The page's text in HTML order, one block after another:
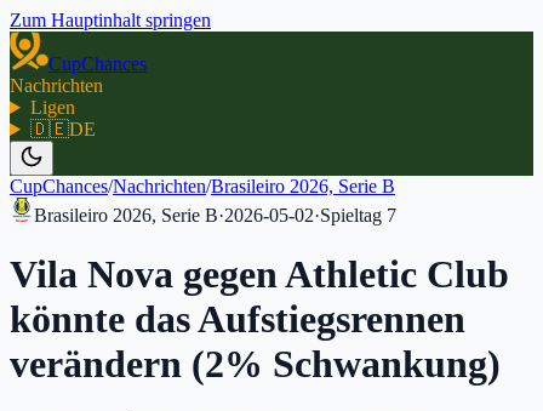
Zum Hauptinhalt springen
CupChances
Nachrichten
Ligen
🇩🇪DE
CupChances/Nachrichten/Brasileiro 2026, Serie B
Brasileiro 2026, Serie B·2026-05-02·Spieltag 7
Vila Nova gegen Athletic Club
könnte das Aufstiegsrennen
verändern (2% Schwankung)